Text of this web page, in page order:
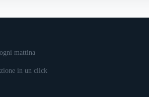
mattina
in un click